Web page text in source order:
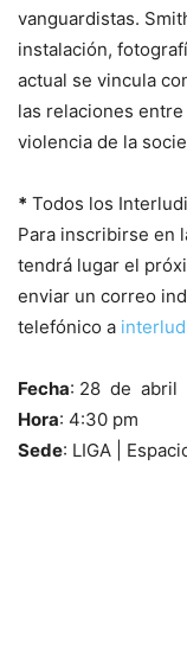
vanguardistas.
instalación,
actual se vincula
las relaciones
violencia de la
* Todos los
Para inscribirse en
tendrá lugar el
enviar un correo
telefónico a
Fecha: 28 de abril
Hora: 4:30 pm
Sede: LIGA |